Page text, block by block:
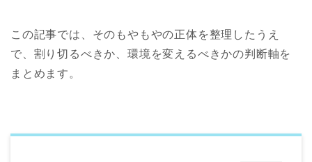
この記事では、そのもやもやの正体を整理したうえ
で、割り切るべきか、環境を変えるべきかの判断軸を
まとめます。